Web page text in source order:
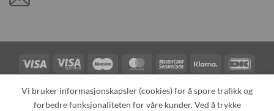
Visa
Visa
Electron
Maestro MasterCardMasterCard
2
Klarna
Card
TILBAKEKALLINGER KONTAKT OSS OM OSS
Vi bruker informasjonskapsler (cookies) for å spore trafikk og
forbedre funksjonaliteten for våre kunder. Ved å trykke